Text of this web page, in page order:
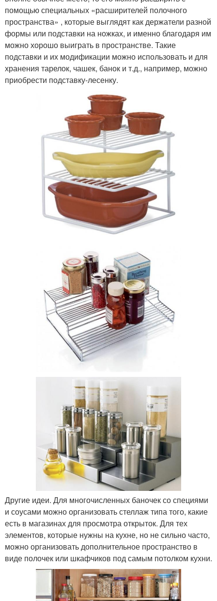
помощью специальных «расширителей полочного
пространства» , которые выглядят как держатели разной
формы или подставки на ножках, и именно благодаря им
можно хорошо выиграть в пространстве. Такие
подставки и их модификации можно использовать и для
хранения тарелок, чашек, банок и т.д., например, можно
приобрести подставку-лесенку.
Другие идеи. Для многочисленных баночек со специями
и соусами можно организовать стеллаж типа того, какие
есть в магазинах для просмотра открыток. Для тех
элементов, которые нужны на кухне, но не сильно часто,
можно организовать дополнительное пространство в
виде полочек или шкафчиков под самым потолком кухни.